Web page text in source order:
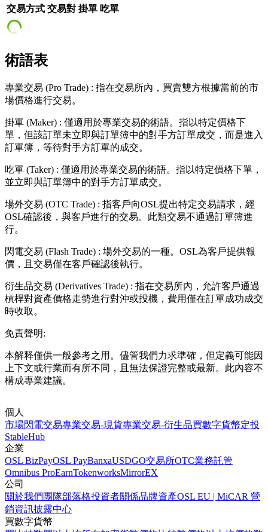
交易方式 交易對 掛單 吃單
術語表
專業交易 (Pro Trade) : 指在交易所內，買賣雙方根據當前的市
場價格進行交易。
掛單 (Maker) : 僅適用於專業交易的術語。指以特定價格下
單，但該訂單未立即與訂單簿中的對手方訂單成交，而是進入
訂單簿，等待對手方訂單的成交。
吃單 (Taker) : 僅適用於專業交易的術語。指以特定價格下單，
並立即與訂單簿中的對手方訂單成交。
場外交易 (OTC Trade) : 指客戶向OSL提出特定交易請求，經
OSL確認後，與客戶進行的交易。此類交易不通過訂單簿進
行。
閃電交易 (Flash Trade) : 場外交易的一種。OSL為客戶提供報
價，且交易僅在客戶確認後執行。
衍生品交易 (Derivatives Trade) : 指在交易所內，允許客戶通過
槓桿對資產價格走勢進行對沖或投機，費用僅在訂單成功成交
時收取。
免責聲明:
本解释僅供一般參考之用。儘管我們力求準確，但定義可能因
上下文或行業而有所不同，且無法保證完整或最新。此內容不
構成專業建議。
個人
市場閃電交易專業交易-現貨專業交易-衍生品買數字貨幣定投
StableHub
企業
OSL BizPayOSL PayBanxaUSDGO交易所OTC業務託管
Omnibus ProEarnTokenworksMirrorEX
公司
關於我們 團隊部落格投資者關係品牌資產OSL EU | MiCAR 營
銷資訊披露中心
買數字貨幣